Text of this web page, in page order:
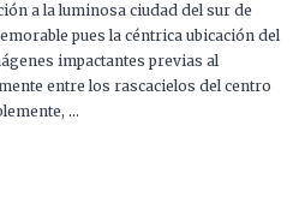
a la luminosa ciudad del sur de
pues la céntrica ubicación del
impactantes previas al
entre los rascacielos del centro
…